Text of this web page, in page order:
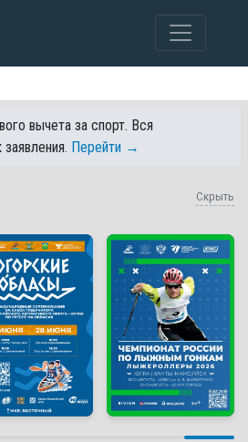
вычета за спорт. Вся
Перейти →
Скрыть